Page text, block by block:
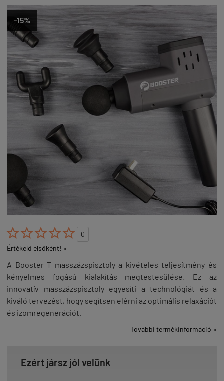
-15%

0
Értékeld elsőként! »
A Booster T masszázspisztoly a kivételes teljesítmény és
kényelmes fogású kialakítás megtestesülése. Ez az
innovatív masszázspisztoly egyesíti a technológiát és a
kiváló tervezést, hogy segítsen elérni az optimális relaxációt
és izomregenerációt.
További termékinformáció »
Ezért jársz jól velünk